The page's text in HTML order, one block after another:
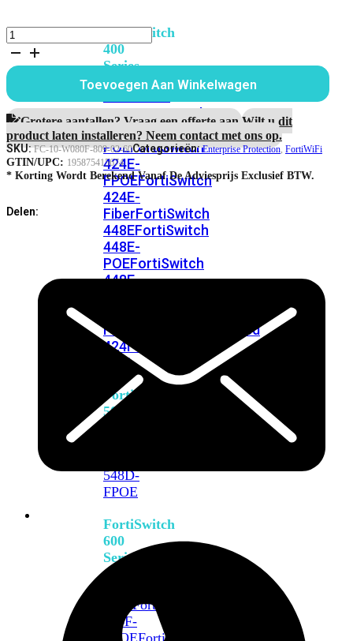
FortiSwitch
400
Series
FortiSwitch
424EFortiSwitch
424E-
POEFortiSwitch
424E-
FPOEFortiSwitch
424E-
FiberFortiSwitch
448EFortiSwitch
448E-
POEFortiSwitch
448E-
FPOE
FortiSwitchRugged
424F-
POE
FortiSwitch
500
548D-
FPOE
FortiSwitch
600
Series
FortiSwitch
624F-
FPOEFortiSwitch
FortiWiFi-
80F-
5
jaar
Enterprise
Protection
aantal
Toevoegen Aan Winkelwagen
Grotere aantallen? Vraag een offerte aan.Wilt u dit
product laten installeren? Neem contact met ons op.
SKU:FC-10-W080F-809-02-60Categorieën:Enterprise Protection, FortiWiFi
GTIN/UPC: 195875415674
* Korting Wordt Berekend Vanaf De Adviesprijs Exclusief BTW.
Delen: